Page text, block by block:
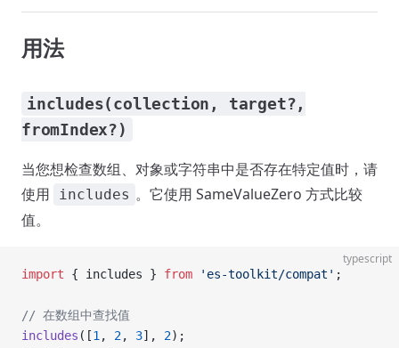
用法
includes(collection, target?,
fromIndex?)
当您想检查数组、对象或字符串中是否存在特定值时，请
使用
includes 。它使用 SameValueZero 方式比较
值。
typescript
import { includes } from 'es-toolkit/compat' ;
// 在数组中查找值
includes ([1 , 2, 3], 2);